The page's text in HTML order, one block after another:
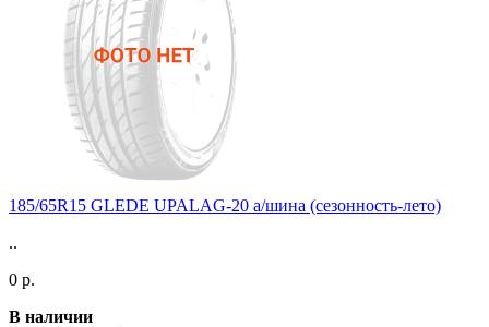
185/65R15 GLEDE UPALAG-20 а/шина (сезонность-лето)
..
0 р.
В наличии